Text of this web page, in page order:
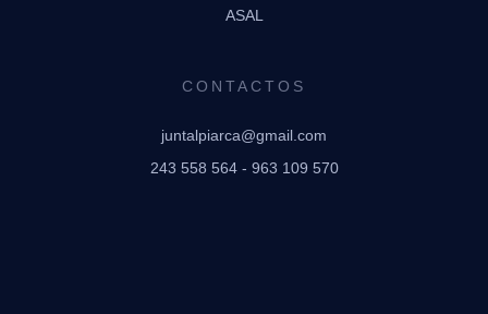
ASAL
CONTACTOS
juntalpiarca@gmail.com
243 558 564 - 963 109 570